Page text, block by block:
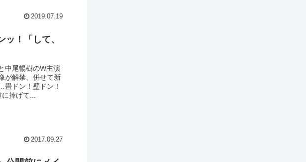
2019.07.19
！「して、
中尾暢樹のW主演
が解禁、併せて新
ドン！壁ドン！
捧げて...
2017.09.27